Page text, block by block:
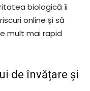
biologică îi
online și să
mult mai rapid
de învățare și